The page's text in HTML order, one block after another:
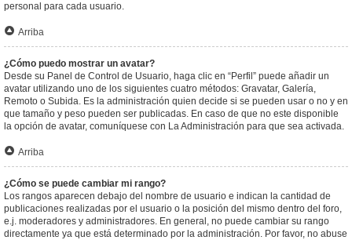
personal para cada usuario.
Arriba
¿Cómo puedo mostrar un avatar?
Desde su Panel de Control de Usuario, haga clic en “Perfil” puede añadir un
avatar utilizando uno de los siguientes cuatro métodos: Gravatar, Galería,
Remoto o Subida. Es la administración quien decide si se pueden usar o no y en
que tamaño y peso pueden ser publicadas. En caso de que no este disponible
la opción de avatar, comuníquese con La Administración para que sea activada.
Arriba
¿Cómo se puede cambiar mi rango?
Los rangos aparecen debajo del nombre de usuario e indican la cantidad de
publicaciones realizadas por el usuario o la posición del mismo dentro del foro,
e.j. moderadores y administradores. En general, no puede cambiar su rango
directamente ya que está determinado por la administración. Por favor, no abuse